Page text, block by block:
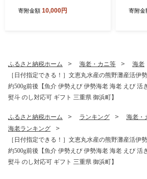
完熟 天然塩 家庭用 手作り 漬
寄附金額 10,000円
あり
寄附金
ふるさと納税ホーム 海老・カニ等
海老
［日付指定できる！］文恵丸水産の熊野灘産活
約500g前後【魚介 伊勢えび 伊勢海老 海老 えび 活
熨斗 のし対応可 ギフト 三重県 御浜町】
ふるさと納税ホーム ランキング
海老・
海老ランキング
［日付指定できる！］文恵丸水産の熊野灘産活
約500g前後【魚介 伊勢えび 伊勢海老 海老 えび 活
熨斗 のし対応可 ギフト 三重県 御浜町】